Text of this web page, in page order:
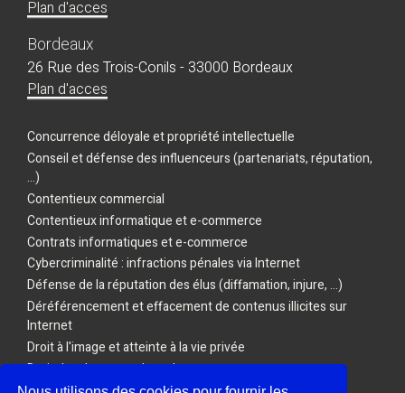
Plan d'acces
Bordeaux
26 Rue des Trois-Conils - 33000 Bordeaux
Plan d'acces
Concurrence déloyale et propriété intellectuelle
Conseil et défense des influenceurs (partenariats, réputation,
...)
Contentieux commercial
Contentieux informatique et e-commerce
Contrats informatiques et e-commerce
Cybercriminalité : infractions pénales via Internet
Défense de la réputation des élus (diffamation, injure, ...)
Déréférencement et effacement de contenus illicites sur
Internet
Droit à l'image et atteinte à la vie privée
Droit des drones et des robots